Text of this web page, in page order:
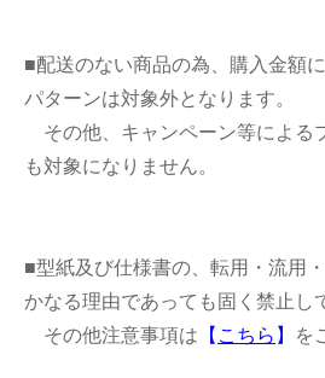
■配送のない商品の為、購入金額
パターンは対象外となります。
その他、キャンペーン等による
も対象になりません。
■型紙及び仕様書の、転用・流用
かなる理由であっても固く禁止し
その他注意事項は 【 こちら 】 を